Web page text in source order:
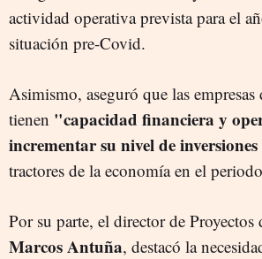
actividad operativa prevista para el
situación pre-Covid.
Asimismo, aseguró que las
tienen "capacidad financiera y
incrementar su nivel de inversiones
tractores de la economía en el
Por su parte, el director de Proyectos
Marcos Antuña, destacó la